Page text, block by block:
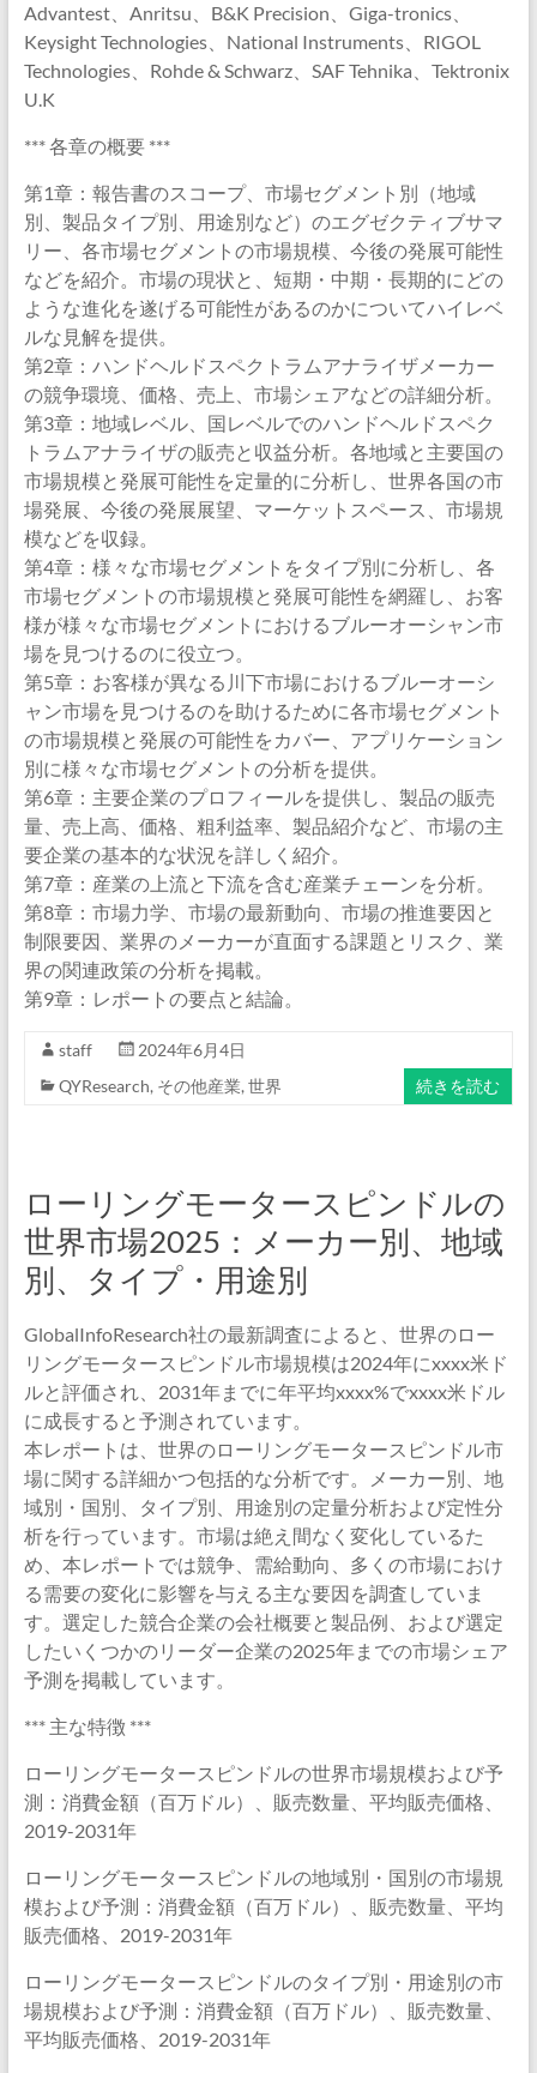
Advantest、Anritsu、B&K Precision、Giga-tronics、
Keysight Technologies、National Instruments、RIGOL
Technologies、Rohde & Schwarz、SAF Tehnika、Tektronix
U.K
*** 各章の概要 ***
第1章：報告書のスコープ、市場セグメント別（地域
別、製品タイプ別、用途別など）のエグゼクティブサマ
リー、各市場セグメントの市場規模、今後の発展可能性
などを紹介。市場の現状と、短期・中期・長期的にどの
ような進化を遂げる可能性があるのかについてハイレベ
ルな見解を提供。
第2章：ハンドヘルドスペクトラムアナライザメーカー
の競争環境、価格、売上、市場シェアなどの詳細分析。
第3章：地域レベル、国レベルでのハンドヘルドスペク
トラムアナライザの販売と収益分析。各地域と主要国の
市場規模と発展可能性を定量的に分析し、世界各国の市
場発展、今後の発展展望、マーケットスペース、市場規
模などを収録。
第4章：様々な市場セグメントをタイプ別に分析し、各
市場セグメントの市場規模と発展可能性を網羅し、お客
様が様々な市場セグメントにおけるブルーオーシャン市
場を見つけるのに役立つ。
第5章：お客様が異なる川下市場におけるブルーオーシ
ャン市場を見つけるのを助けるために各市場セグメント
の市場規模と発展の可能性をカバー、アプリケーション
別に様々な市場セグメントの分析を提供。
第6章：主要企業のプロフィールを提供し、製品の販売
量、売上高、価格、粗利益率、製品紹介など、市場の主
要企業の基本的な状況を詳しく紹介。
第7章：産業の上流と下流を含む産業チェーンを分析。
第8章：市場力学、市場の最新動向、市場の推進要因と
制限要因、業界のメーカーが直面する課題とリスク、業
界の関連政策の分析を掲載。
第9章：レポートの要点と結論。
staff
2024年6月4日
QYResearch, その他産業, 世界 続きを読む
ローリングモータースピンドルの
世界市場2025：メーカー別、地域
別、タイプ・用途別
GlobalInfoResearch社の最新調査によると、世界のロー
リングモータースピンドル市場規模は2024年にxxxx米ド
ルと評価され、2031年までに年平均xxxx%でxxxx米ドル
に成長すると予測されています。
本レポートは、世界のローリングモータースピンドル市
場に関する詳細かつ包括的な分析です。メーカー別、地
域別・国別、タイプ別、用途別の定量分析および定性分
析を行っています。市場は絶え間なく変化しているた
め、本レポートでは競争、需給動向、多くの市場におけ
る需要の変化に影響を与える主な要因を調査していま
す。選定した競合企業の会社概要と製品例、および選定
したいくつかのリーダー企業の2025年までの市場シェア
予測を掲載しています。
*** 主な特徴 ***
ローリングモータースピンドルの世界市場規模および予
測：消費金額（百万ドル）、販売数量、平均販売価格、
2019-2031年
ローリングモータースピンドルの地域別・国別の市場規
模および予測：消費金額（百万ドル）、販売数量、平均
販売価格、2019-2031年
ローリングモータースピンドルのタイプ別・用途別の市
場規模および予測：消費金額（百万ドル）、販売数量、
平均販売価格、2019-2031年